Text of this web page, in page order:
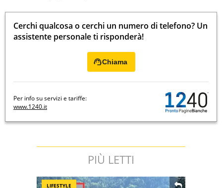
Cerchi qualcosa o cerchi un numero di telefono? Un
assistente personale ti risponderà!
Chiama
Per info su servizi e tariffe:
www.1240.it
PIÙ LETTI
LIFESTYLE